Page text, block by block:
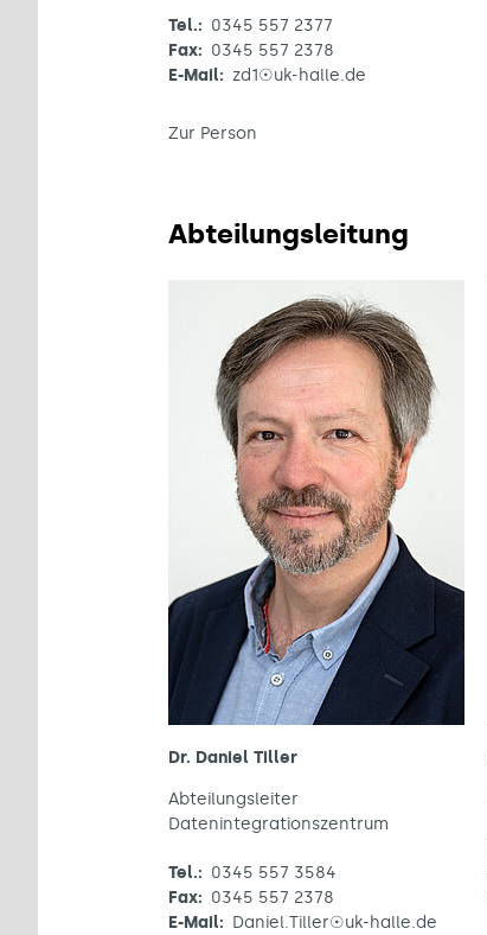
Tel.: 0345 557 2377
Fax: 0345 557 2378
E-Mail: zd1☉uk-halle.de
Zur Person
Abteilungsleitung
Dr. Daniel Tiller
Abteilungsleiter
Datenintegrationszentrum
Tel.: 0345 557 3584
Fax: 0345 557 2378
E-Mail: Daniel.Tiller☉uk-halle.de